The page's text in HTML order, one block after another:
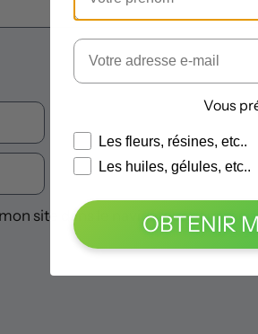
site dans le navigateur pour mon
Vous
Les fleurs, résines, etc..
Les huiles, gélules, etc..
OBTENIR